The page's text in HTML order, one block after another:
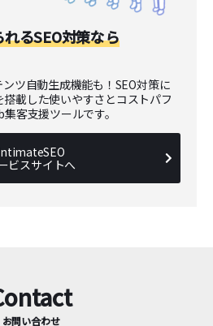
るSEO対策なら
ツ自動生成機能も！SEO対策に
載した使いやすさとコストパフ
客支援ツールです。
ビスサイトへ
お問い合わせ